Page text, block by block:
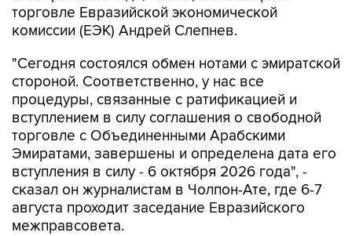
торговле Евразийской экономической
комиссии (ЕЭК) Андрей Слепнев.
"Сегодня состоялся обмен нотами с эмиратской
стороной. Соответственно, у нас все
процедуры, связанные с ратификацией и
вступлением в силу соглашения о свободной
торговле с Объединенными Арабскими
Эмиратами, завершены и определена дата его
вступления в силу - 6 октября 2026 года", -
сказал он журналистам в Чолпон-Ате, где 6-7
августа проходит заседание Евразийского
межправсовета.